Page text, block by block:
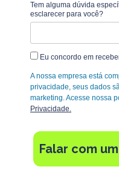
Tem alguma dúvida
esclarecer para você?
Eu concordo em
A nossa empresa está
privacidade, seus dados
marketing. Acesse nossa
Privacidade.
Falar com